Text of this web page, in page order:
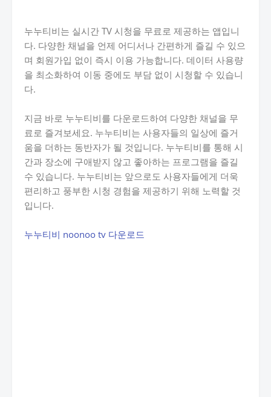
누누티비는 실시간 TV 시청을 무료로 제공하는 앱입니
다. 다양한 채널을 언제 어디서나 간편하게 즐길 수 있으
며 회원가입 없이 즉시 이용 가능합니다. 데이터 사용량
을 최소화하여 이동 중에도 부담 없이 시청할 수 있습니
다.
지금 바로 누누티비를 다운로드하여 다양한 채널을 무
료로 즐겨보세요. 누누티비는 사용자들의 일상에 즐거
움을 더하는 동반자가 될 것입니다. 누누티비를 통해 시
간과 장소에 구애받지 않고 좋아하는 프로그램을 즐길
수 있습니다. 누누티비는 앞으로도 사용자들에게 더욱
편리하고 풍부한 시청 경험을 제공하기 위해 노력할 것
입니다.
누누티비 noonoo tv 다운로드